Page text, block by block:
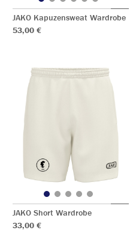
JAKO Kapuzensweat Wardrobe
53,00 €
JAKO Short Wardrobe
33,00 €